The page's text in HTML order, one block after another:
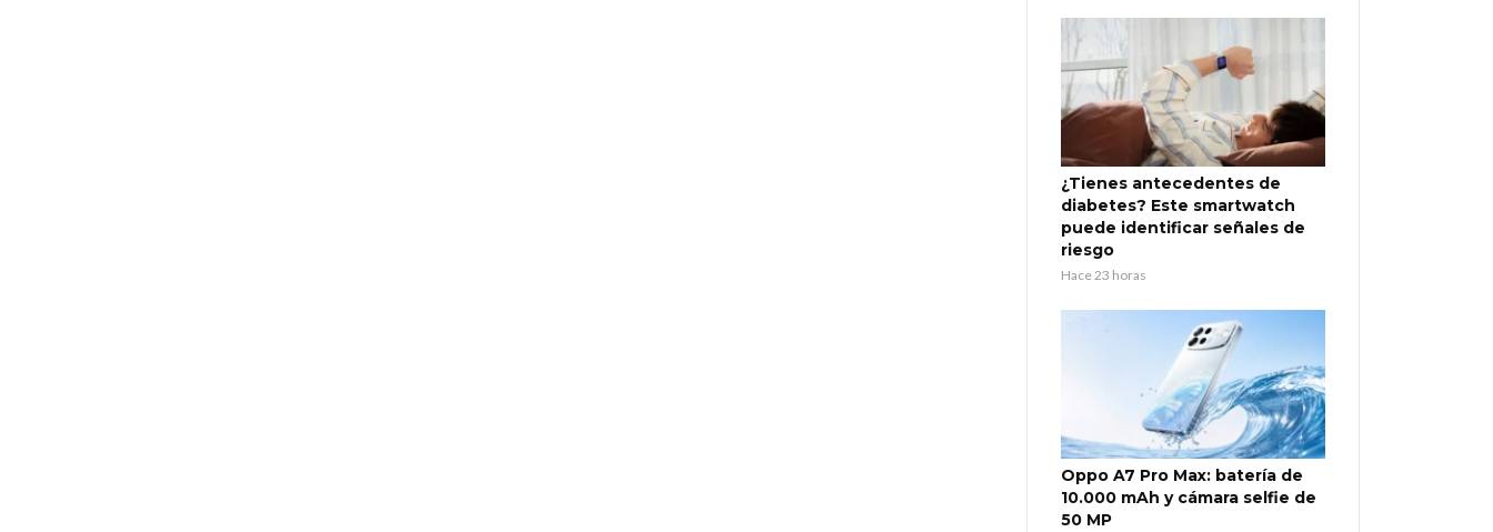
¿Tienes antecedentes de
diabetes? Este smartwatch
puede identificar señales de
riesgo
Hace 23 horas
Oppo A7 Pro Max: batería de
10.000 mAh y cámara selfie de
50 MP